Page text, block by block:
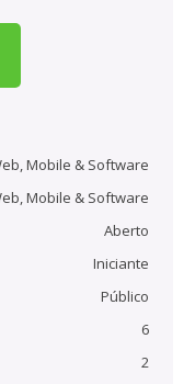
Mobile & Software
Mobile & Software
Aberto
Iniciante
Público
6
2